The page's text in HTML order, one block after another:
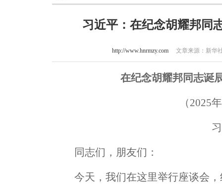
习近平：在纪念胡耀邦同
http://www.hnrmzy.com 文章来源：新华
在纪念胡耀邦同志诞
（2025
同志们，朋友们：
今天，我们在这里举行座谈会